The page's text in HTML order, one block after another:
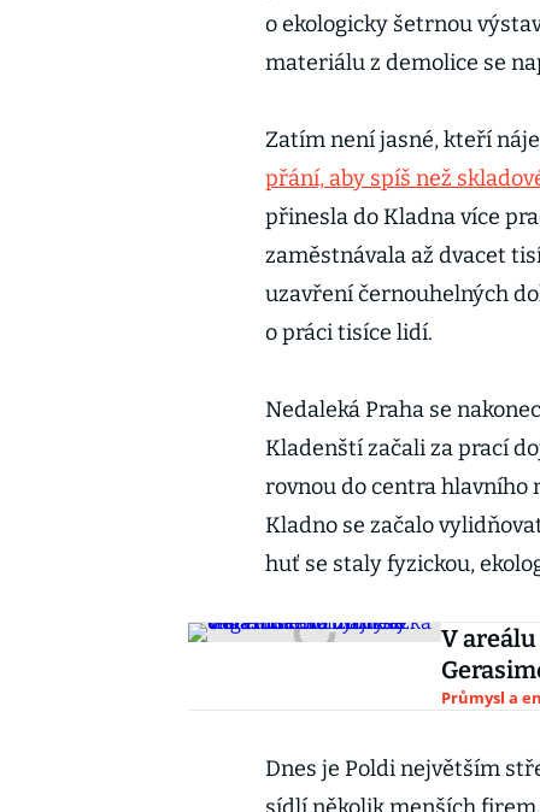
o ekologicky šetrnou
materiálu z demolice se
Zatím není jasné, kteří
přání, aby spíš než
přinesla do Kladna více
zaměstnávala až dvacet
uzavření černouhelných
o práci tisíce lidí.
Nedaleká Praha se
Kladenští začali za prací
rovnou do centra hlavního
Kladno se začalo
huť se staly fyzickou,
V
Průmysl a
Dnes je Poldi největším